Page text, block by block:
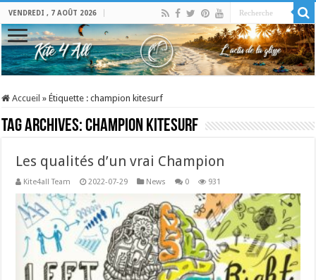
VENDREDI , 7 AOÛT 2026
Accueil » Étiquette :champion kitesurf
Tag Archives:champion kitesurf
Les qualités d’un vrai Champion
Kite4all Team 2022-07-29 News 0 931